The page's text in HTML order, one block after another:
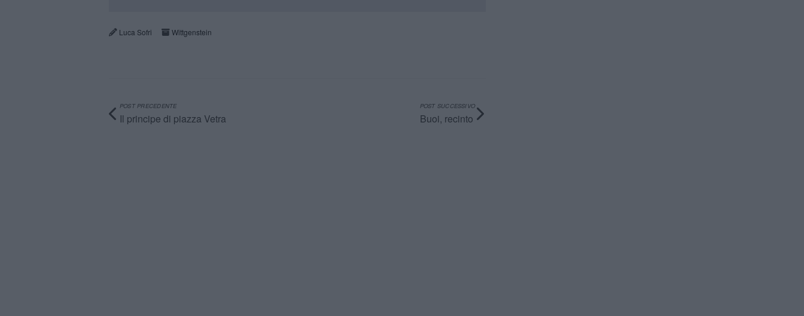
Luca Sofri Wittgenstein
POST PRECEDENTE
Il principe di piazza Vetra
POST SUCCESSIVO
Buoi, recinto